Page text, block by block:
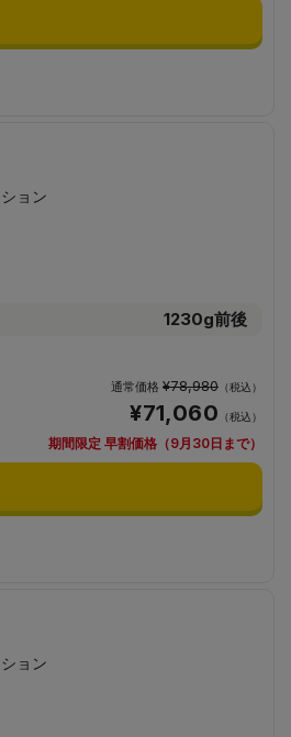
1230g前後
通常価格 ¥78,980 （税込）
¥71,060 （税込）
期間限定 早割価格（9月30日まで）